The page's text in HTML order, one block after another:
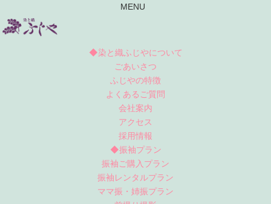
MENU
◆染と織ふじやについて
ごあいさつ
ふじやの特徴
よくあるご質問
会社案内
アクセス
採用情報
◆振袖プラン
振袖ご購入プラン
振袖レンタルプラン
ママ振・姉振プラン